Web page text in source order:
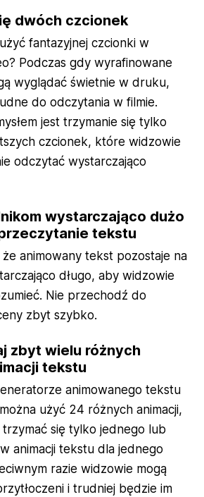
dwóch czcionek
fantazyjnej czcionki w
Podczas gdy wyrafinowane
wyglądać świetnie w druku,
do odczytania w filmie.
jest trzymanie się tylko
czcionek, które widzowie
odczytać wystarczająco
wystarczająco dużo
tekstu
animowany tekst pozostaje na
długo, aby widzowie
Nie przechodź do
zbyt szybko.
zbyt wielu różnych
tekstu
animowanego tekstu
użyć 24 różnych animacji,
trzymać się tylko jednego lub
animacji tekstu dla jednego
razie widzowie mogą
i trudniej będzie im